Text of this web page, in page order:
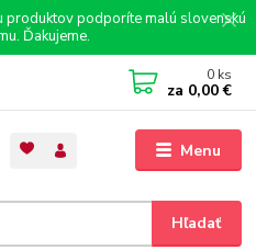
podporíte malú slovenskú
Ďakujeme.
Menu
Hľadať
0 ks
za 0,00 €